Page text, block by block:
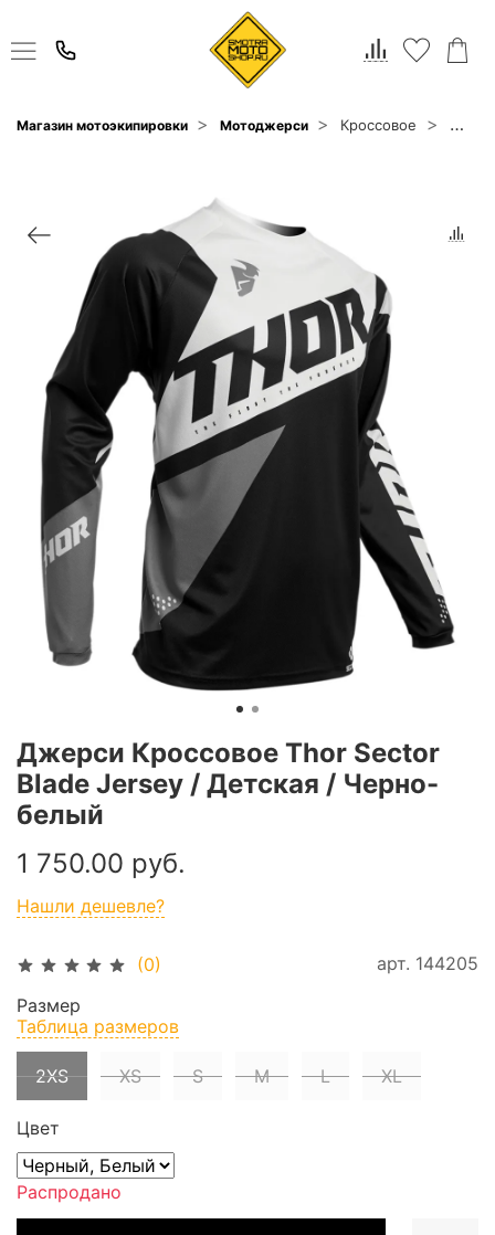
Магазин мотоэкипировки Мотоджерси Кроссовое Thor
(0) арт. 144205
Джерси Кроссовое Thor Sector
Blade Jersey / Детская / Черно-
белый
1 750.00 руб.
Нашли дешевле?
Размер
Таблица размеров
2XS XS S M L XL
Цвет
Распродано